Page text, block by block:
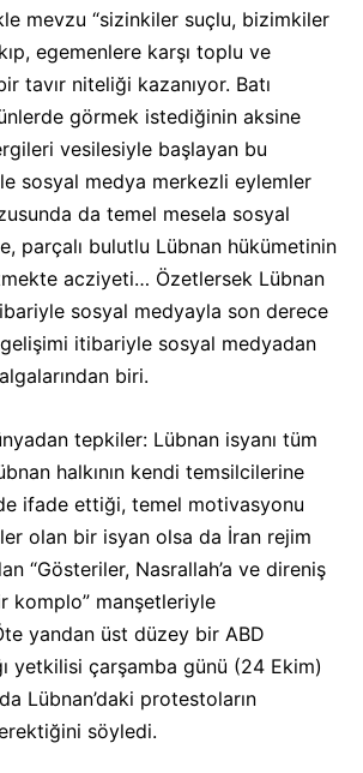
mevzu “sizinkiler suçlu, bizimkiler
egemenlere karşı toplu ve
tavır niteliği kazanıyor. Batı
görmek istediğinin aksine
vesilesiyle başlayan bu
sosyal medya merkezli eylemler
da temel mesela sosyal
parçalı bulutlu Lübnan hükümetinin
acziyeti… Özetlersek Lübnan
sosyal medyayla son derece
itibariyle sosyal medyadan
biri.
tepkiler: Lübnan isyanı tüm
halkının kendi temsilcilerine
ifade ettiği, temel motivasyonu
olan bir isyan olsa da İran rejim
“Gösteriler, Nasrallah’a ve direniş
komplo” manşetleriyle
yandan üst düzey bir ABD
yetkilisi çarşamba günü (24 Ekim)
Lübnan’daki protestoların
söyledi.